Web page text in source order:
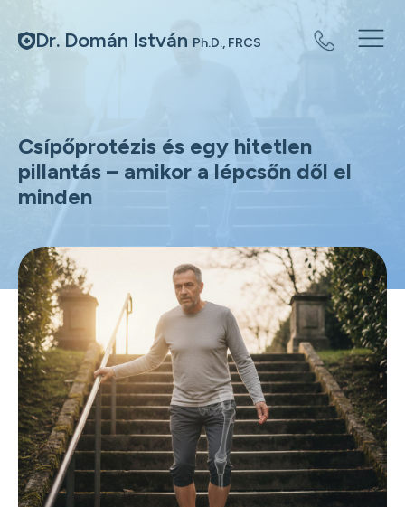
Dr. Domán István Ph.D., FRCS
Csípőprotézis és egy hitetlen
pillantás – amikor a lépcsőn dől el
minden